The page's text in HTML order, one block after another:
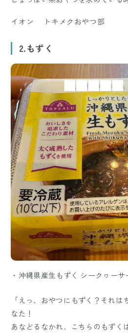
イオン トキメクおやつ部
2.もずく
・沖縄県産生もずく シークヮー
「えっ、おやつにもずく？それ
なた！
あなどるなかれ、こちらのもずく